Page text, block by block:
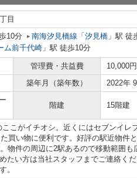
目
10分 南海汐見橋線 「 汐見橋 」駅 徒
ム前千代崎 」駅 徒歩10分
管理費・共益費
10,000円
築年月（築年数） 2022年
階建 15階建
ここがイチオシ。近くにはセブンイレ
買い物に便利です。好評の駅近物件
物件の周辺に2駅あるので移動範囲も
たい方は当社スタッフまでご連絡く
。